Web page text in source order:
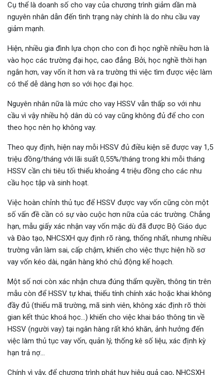
Cụ thể là doanh số cho vay của chương trình giảm dần mà
nguyên nhân dẫn đến tình trạng này chính là do nhu cầu vay
giảm mạnh.
Hiện, nhiều gia đình lựa chọn cho con đi học nghề nhiều hơn là
vào học các trường đại học, cao đẳng. Bởi, học nghề thời hạn
ngắn hơn, vay vốn ít hơn và ra trường thì việc tìm được việc làm
có thể dễ dàng hơn so với học đại học.
Nguyên nhân nữa là mức cho vay HSSV vẫn thấp so với nhu
cầu vì vậy nhiều hộ dân dù có vay cũng không đủ để cho con
theo học nên họ không vay.
Theo quy định, hiện nay mỗi HSSV đủ điều kiện sẽ được vay 1,5
triệu đồng/tháng với lãi suất 0,55%/tháng trong khi mỗi tháng
HSSV cần chi tiêu tối thiểu khoảng 4 triệu đồng cho các nhu
cầu học tập và sinh hoạt.
Việc hoàn chỉnh thủ tục để HSSV được vay vốn cũng còn một
số vấn đề cần có sự vào cuộc hơn nữa của các trường. Chẳng
hạn, mẫu giấy xác nhận vay vốn mặc dù đã được Bộ Giáo dục
và Đào tạo, NHCSXH quy định rõ ràng, thống nhất, nhưng nhiều
trường vẫn làm sai, cấp chậm, khiến cho việc thực hiện hồ sơ
vay vốn kéo dài, ngân hàng khó chủ động kế hoạch.
Một số nơi còn xác nhận chưa đúng thẩm quyền, thông tin trên
mẫu còn để HSSV tự khai, thiếu tính chính xác hoặc khai không
đầy đủ (thiếu mã trường, mã sinh viên, không xác định rõ thời
gian kết thúc khoá học…) khiến cho việc khai báo thông tin về
HSSV (người vay) tại ngân hàng rất khó khăn, ảnh hưởng đến
việc làm thủ tục vay vốn, quản lý, thống kê số liệu, xác định kỳ
hạn trả nợ…
Chính vì vậy, để chương trình phát huy hiệu quả cao, NHCSXH